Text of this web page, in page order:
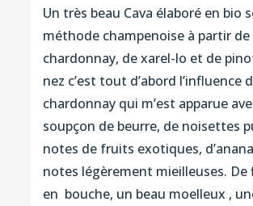
Un très beau Cava élaboré en bio
méthode champenoise à partir de
chardonnay, de xarel-lo et de
nez c’est tout d’abord l’influence
chardonnay qui m’est apparue
soupçon de beurre, de noisettes
notes de fruits exotiques,
notes légèrement mieilleuses. De
en bouche, un beau moelleux ,